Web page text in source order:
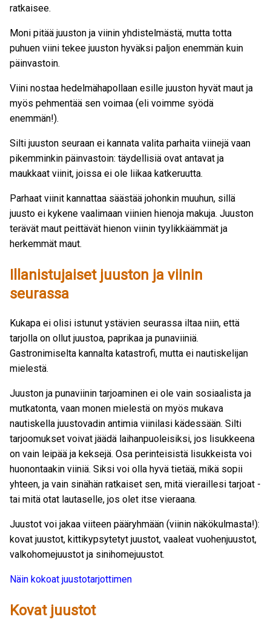
ratkaisee.
Moni pitää juuston ja viinin yhdistelmästä, mutta totta
puhuen viini tekee juuston hyväksi paljon enemmän kuin
päinvastoin.
Viini nostaa hedelmähapollaan esille juuston hyvät maut ja
myös pehmentää sen voimaa (eli voimme syödä
enemmän!).
Silti juuston seuraan ei kannata valita parhaita viinejä vaan
pikemminkin päinvastoin: täydellisiä ovat antavat ja
maukkaat viinit, joissa ei ole liikaa katkeruutta.
Parhaat viinit kannattaa säästää johonkin muuhun, sillä
juusto ei kykene vaalimaan viinien hienoja makuja. Juuston
terävät maut peittävät hienon viinin tyylikkäämmät ja
herkemmät maut.
Illanistujaiset juuston ja viinin
seurassa
Kukapa ei olisi istunut ystävien seurassa iltaa niin, että
tarjolla on ollut juustoa, paprikaa ja punaviiniä.
Gastronimiselta kannalta katastrofi, mutta ei nautiskelijan
mielestä.
Juuston ja punaviinin tarjoaminen ei ole vain sosiaalista ja
mutkatonta, vaan monen mielestä on myös mukava
nautiskella juustovadin antimia viinilasi kädessään. Silti
tarjoomukset voivat jäädä laihanpuoleisiksi, jos lisukkeena
on vain leipää ja keksejä. Osa perinteisistä lisukkeista voi
huonontaakin viiniä. Siksi voi olla hyvä tietää, mikä sopii
yhteen, ja vain sinähän ratkaiset sen, mitä vieraillesi tarjoat -
tai mitä otat lautaselle, jos olet itse vieraana.
Juustot voi jakaa viiteen pääryhmään (viinin näkökulmasta!):
kovat juustot, kittikypsytetyt juustot, vaaleat vuohenjuustot,
valkohomejuustot ja sinihomejuustot.
Näin kokoat juustotarjottimen
Kovat juustot